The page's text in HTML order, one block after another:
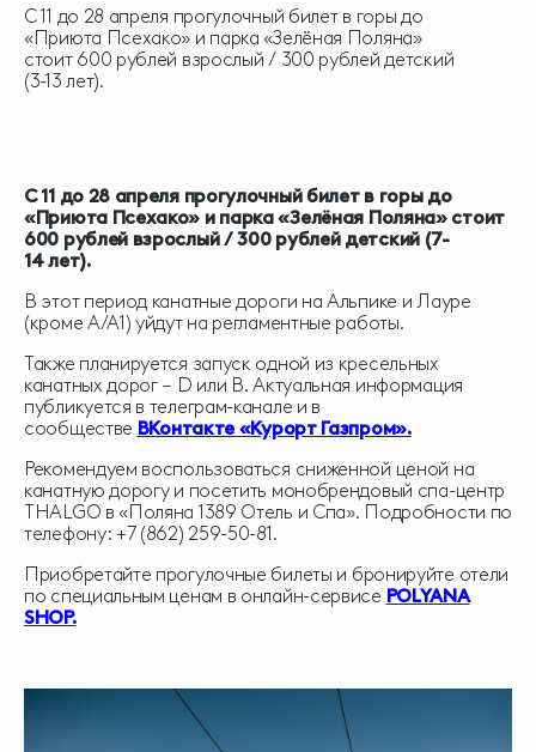
С 11 до 28 апреля прогулочный билет в горы до
«Приюта Псехако» и парка «Зелёная Поляна»
стоит 600 рублей взрослый / 300 рублей детский
(3-13 лет).
С 11 до 28 апреля прогулочный билет в горы до
«Приюта Псехако» и парка «Зелёная Поляна» стоит
600 рублей взрослый / 300 рублей детский (7-
14 лет).
В этот период канатные дороги на Альпике и Лауре
(кроме А/А1) уйдут на регламентные работы.
Также планируется запуск одной из кресельных
канатных дорог – D или В. Актуальная информация
публикуется в телеграм-канале и в
сообществе ВКонтакте «Курорт Газпром».
Рекомендуем воспользоваться сниженной ценой на
канатную дорогу и посетить монобрендовый спа-центр
THALGO в «Поляна 1389 Отель и Спа». Подробности по
телефону: +7 (862) 259-50-81.
Приобретайте прогулочные билеты и бронируйте отели
по специальным ценам в онлайн-сервисе POLYANA
SHOP.